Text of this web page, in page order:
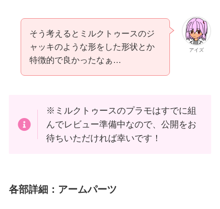
アイズ
そう考えるとミルクトゥースのジ
ャッキのような形をした形状とか
特徴的で良かったなぁ…
※ミルクトゥースのプラモはすでに組
んでレビュー準備中なので、公開をお
待ちいただければ幸いです！
各部詳細：アームパーツ